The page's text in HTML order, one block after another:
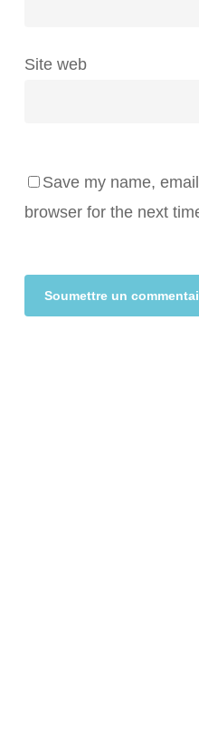
Site web
Save my name,
browser for the next